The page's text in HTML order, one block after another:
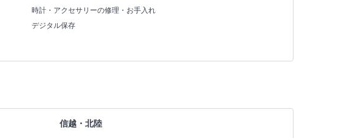
時計・アクセサリーの修理・お手入れ
デジタル保存
信越・北陸